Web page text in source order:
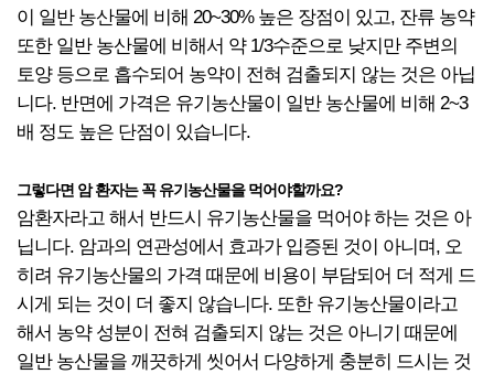
이 일반 농산물에 비해 20~30% 높은 장점이 있고, 잔류 농약
또한 일반 농산물에 비해서 약 1/3수준으로 낮지만 주변의
토양 등으로 흡수되어 농약이 전혀 검출되지 않는 것은 아닙
니다. 반면에 가격은 유기농산물이 일반 농산물에 비해 2~3
배 정도 높은 단점이 있습니다.
그렇다면 암 환자는 꼭 유기농산물을 먹어야할까요?
암환자라고 해서 반드시 유기농산물을 먹어야 하는 것은 아
닙니다. 암과의 연관성에서 효과가 입증된 것이 아니며, 오
히려 유기농산물의 가격 때문에 비용이 부담되어 더 적게 드
시게 되는 것이 더 좋지 않습니다. 또한 유기농산물이라고
해서 농약 성분이 전혀 검출되지 않는 것은 아니기 때문에
일반 농산물을 깨끗하게 씻어서 다양하게 충분히 드시는 것